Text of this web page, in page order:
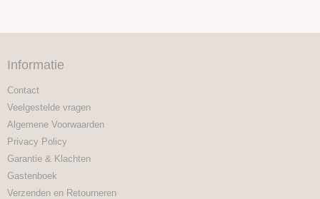
Informatie
Contact
Veelgestelde vragen
Algemene Voorwaarden
Privacy Policy
Garantie & Klachten
Gastenboek
Verzenden en Retourneren